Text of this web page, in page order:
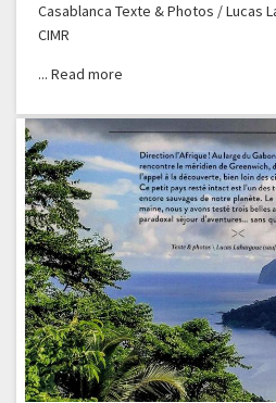
Casablanca Texte & Photos / Lucas
CIMR